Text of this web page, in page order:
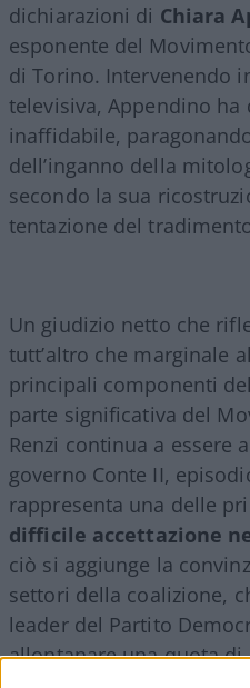
dichiarazioni di Chiara
esponente del
di Torino. Intervenendo
televisiva, Appendino
inaffidabile,
dell’inganno della
secondo la sua
tentazione del
Un giudizio netto che
tutt’altro che marginale
principali componenti
parte significativa del
Renzi continua a essere
governo Conte II,
rappresenta una delle
difficile accettazione
ciò si aggiunge la
settori della coalizione,
leader del Partito
allontanare una quota di